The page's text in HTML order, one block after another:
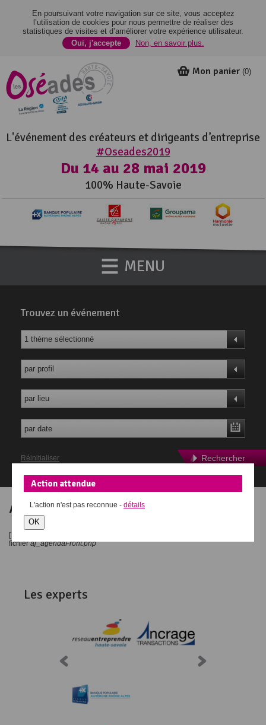
En poursuivant votre navigation sur ce site, vous acceptez
l’utilisation de cookies pour nous permettre de réaliser des
statistiques de visites et d’améliorer votre expérience utilisateur.
Oui, j'accepte
Non, en savoir plus.
L'événement des créateurs et dirigeants d’entreprise
#Oseades2019
Du 14 au 28 mai 2019
100% Haute-Savoie
Mon panier (0)
MENU
Agenda des événements
[
fichieraj_agendaFront.php
Trouvez un événement
1 thème sélectionné
par profil
par lieu
Rechercher
Réinitialiser
Les experts
Consulter
Action attendue
L'action n'est pas reconnue - détails
OK